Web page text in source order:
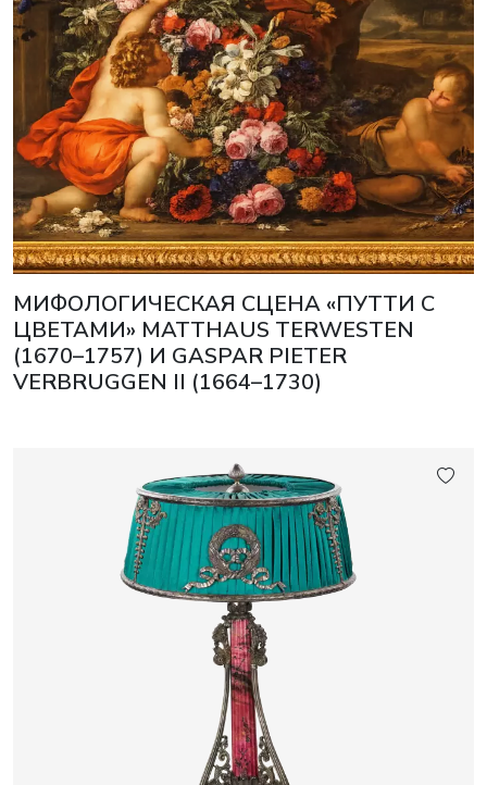
МИФОЛОГИЧЕСКАЯ СЦЕНА «ПУТТИ С
ЦВЕТАМИ» MATTHAUS TERWESTEN
(1670–1757) И GASPAR PIETER
VERBRUGGEN II (1664–1730)